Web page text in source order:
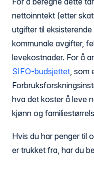
nettoinntekt (etter
utgifter til
kommunale avgifter,
levekostnader. For å
SIFO-budsjettet, som
hva det koster å leve
kjønn og
Hvis du har penger til
er trukket fra, har du